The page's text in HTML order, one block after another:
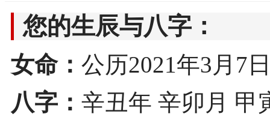
您的生辰与八字：
女命： 公历2021年3月7
八字： 辛丑年 辛卯月 甲